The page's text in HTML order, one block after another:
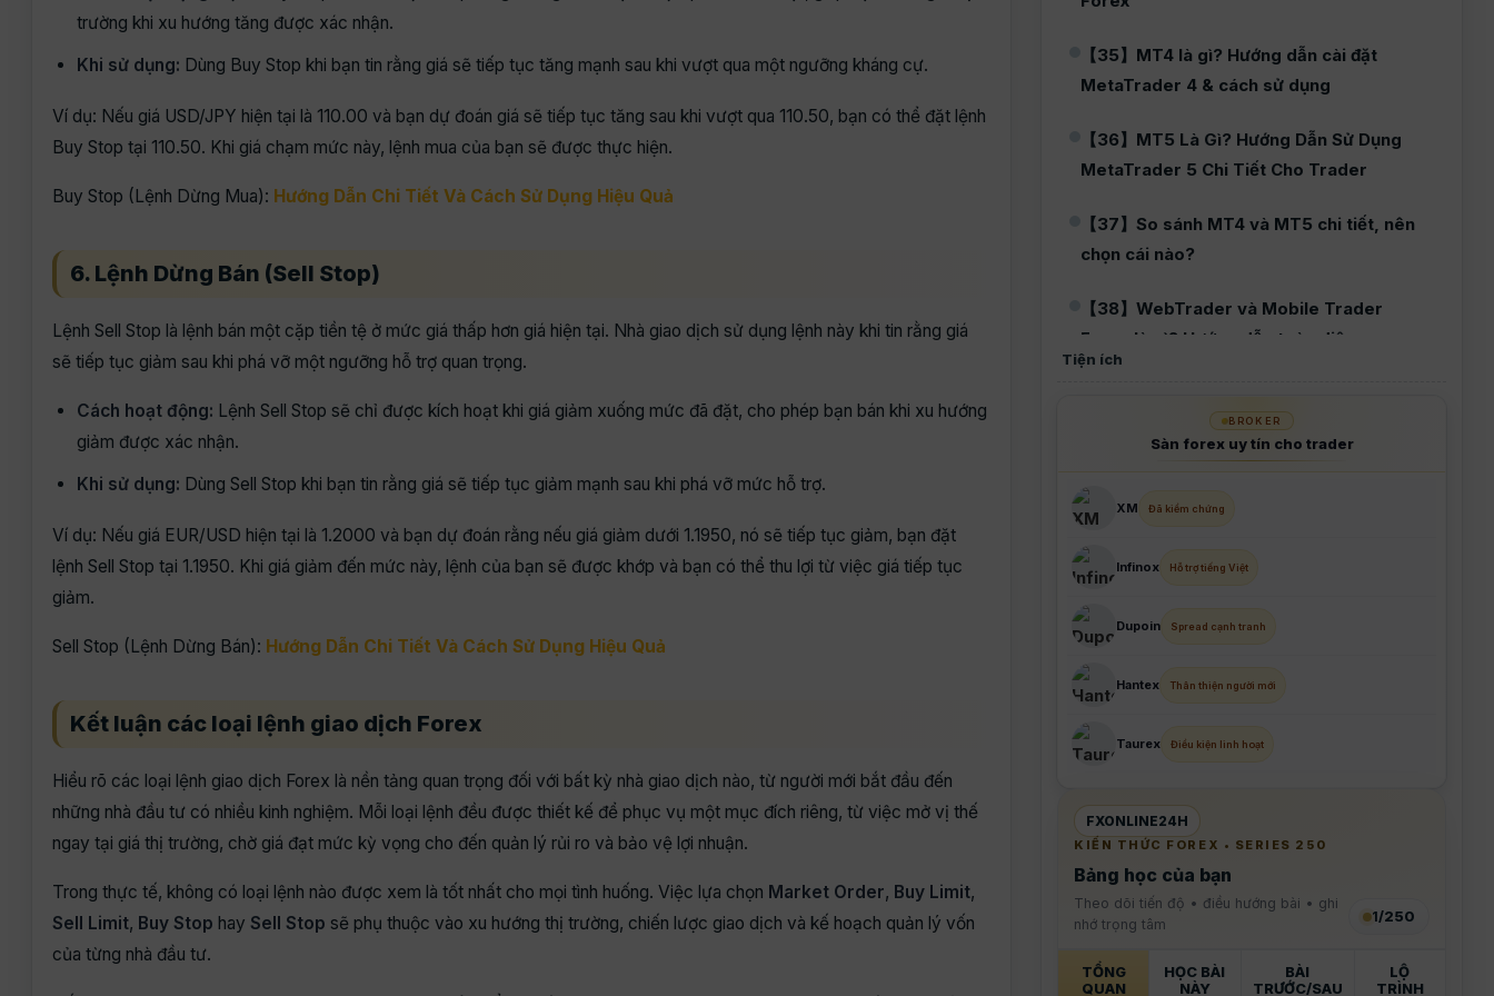
trường khi xu hướng tăng được xác nhận.
Khi sử dụng: Dùng Buy Stop khi bạn tin rằng giá sẽ tiếp tục tăng mạnh sau khi vượt qua một ngưỡng kháng cự.
Ví dụ: Nếu giá USD/JPY hiện tại là 110.00 và bạn dự đoán giá sẽ tiếp tục tăng sau khi vượt qua 110.50, bạn có thể đặt lệnh
Buy Stop tại 110.50. Khi giá chạm mức này, lệnh mua của bạn sẽ được thực hiện.
Buy Stop (Lệnh Dừng Mua): Hướng Dẫn Chi Tiết Và Cách Sử Dụng Hiệu Quả
6. Lệnh Dừng Bán (Sell Stop)
Lệnh Sell Stop là lệnh bán một cặp tiền tệ ở mức giá thấp hơn giá hiện tại. Nhà giao dịch sử dụng lệnh này khi tin rằng giá
sẽ tiếp tục giảm sau khi phá vỡ một ngưỡng hỗ trợ quan trọng.
Cách hoạt động: Lệnh Sell Stop sẽ chỉ được kích hoạt khi giá giảm xuống mức đã đặt, cho phép bạn bán khi xu hướng
giảm được xác nhận.
Khi sử dụng: Dùng Sell Stop khi bạn tin rằng giá sẽ tiếp tục giảm mạnh sau khi phá vỡ mức hỗ trợ.
Ví dụ: Nếu giá EUR/USD hiện tại là 1.2000 và bạn dự đoán rằng nếu giá giảm dưới 1.1950, nó sẽ tiếp tục giảm, bạn đặt
lệnh Sell Stop tại 1.1950. Khi giá giảm đến mức này, lệnh của bạn sẽ được khớp và bạn có thể thu lợi từ việc giá tiếp tục
giảm.
Sell Stop (Lệnh Dừng Bán): Hướng Dẫn Chi Tiết Và Cách Sử Dụng Hiệu Quả
Kết luận các loại lệnh giao dịch Forex
Hiểu rõ các loại lệnh giao dịch Forex là nền tảng quan trọng đối với bất kỳ nhà giao dịch nào, từ người mới bắt đầu đến
những nhà đầu tư có nhiều kinh nghiệm. Mỗi loại lệnh đều được thiết kế để phục vụ một mục đích riêng, từ việc mở vị thế
ngay tại giá thị trường, chờ giá đạt mức kỳ vọng cho đến quản lý rủi ro và bảo vệ lợi nhuận.
Trong thực tế, không có loại lệnh nào được xem là tốt nhất cho mọi tình huống. Việc lựa chọn Market Order, Buy Limit,
Sell Limit, Buy Stop hay Sell Stop sẽ phụ thuộc vào xu hướng thị trường, chiến lược giao dịch và kế hoạch quản lý vốn
của từng nhà đầu tư.
【35】MT4 là gì? Hướng dẫn cài đặt
MetaTrader 4 & cách sử dụng
【36】MT5 Là Gì? Hướng Dẫn Sử Dụng
MetaTrader 5 Chi Tiết Cho Trader
【37】So sánh MT4 và MT5 chi tiết, nên
chọn cái nào?
【38】WebTrader và Mobile Trader
Forex là gì? Hướng dẫn toàn diện
nào? Hướng dẫn chi tiết
【41】Stop Loss là gì? Hướng dẫn cách
đặt Stop Loss trong Forex
【42】Take Profit là gì? Hướng dẫn cách
đặt Take Profit trong Forex
【43】Không đặt Stop Loss có hậu quả
gì?
【45】Lịch giao dịch Forex theo giờ Việt
Nam
【46】Phiên Á – Âu – Mỹ trong Forex
【47】Giờ giao thoa các phiên giao dịch
Tiện ích
BROKER
Sàn forex uy tín cho trader
XM Đã kiểm chứng
Infinox Hỗ trợ tiếng Việt
Dupoin Spread cạnh tranh
Hantex Thân thiện người mới
Taurex Điều kiện linh hoạt
FXONLINE24H
KIẾN THỨC FOREX • SERIES 250
Bảng học của bạn
Theo dõi tiến độ • điều hướng bài • ghi
nhớ trọng tâm
1/250
TỔNG
QUAN
HỌC BÀI
NÀY
BÀI
TRƯỚC/SAU
LỘ
TRÌNH